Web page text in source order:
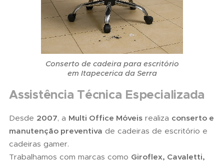
Conserto de cadeira para escritório
em Itapecerica da Serra
Assistência Técnica Especializada
Desde 2007, a Multi Office Móveis realiza conserto e
manutenção preventiva de cadeiras de escritório e
cadeiras gamer.
Trabalhamos com marcas como Giroflex, Cavaletti,